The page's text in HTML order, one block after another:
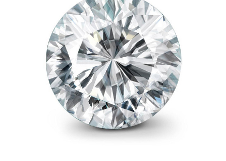
ROYAL DIAMONDS
Diamenty | Biżuteria | Kamienie dla jubilerów
SALON SPRZEDAŻY